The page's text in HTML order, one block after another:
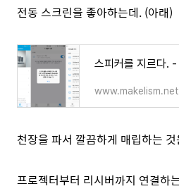
전동 스크린을 좋아하는데. (아래)
스피커를 지르다. -
www.makelism.net
천장을 파서 깔끔하게 매립하는
프로젝터부터 리시버까지 연결하